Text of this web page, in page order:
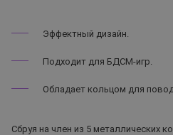
Эффектный дизайн.
Подходит для БДСМ-игр.
Обладает кольцом для
Сбруя на член из 5 металлических